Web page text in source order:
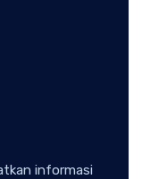
informasi